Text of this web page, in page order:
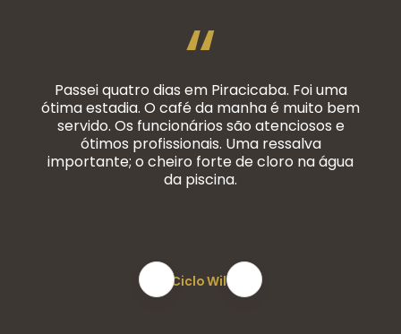
“
Passei quatro dias em Piracicaba. Foi uma
ótima estadia. O café da manha é muito bem
servido. Os funcionários são atenciosos e
ótimos profissionais. Uma ressalva
importante; o cheiro forte de cloro na água
da piscina.
Ciclo Will